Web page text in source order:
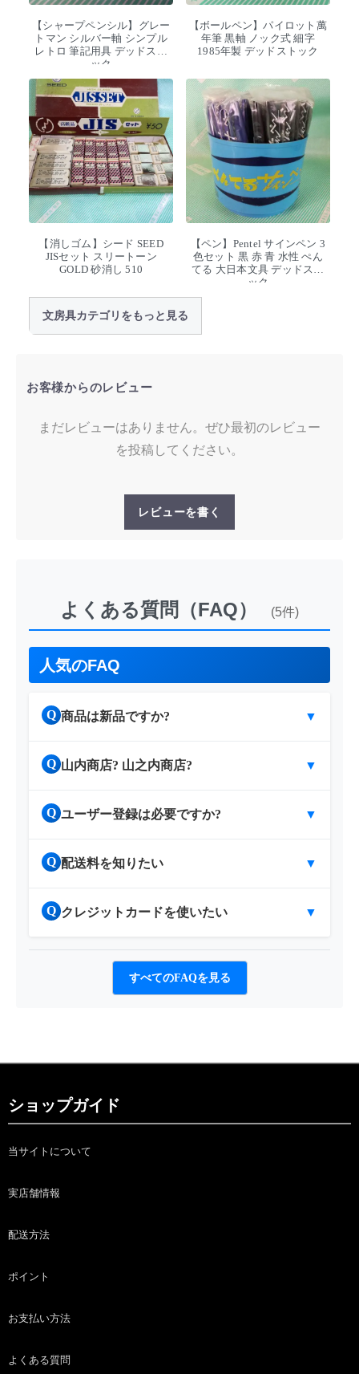
【シャープペンシル】グレー
トマン シルバー軸 シンプル
レトロ 筆記用具 デッドスト
ック
【ボールペン】パイロット萬
年筆 黒軸 ノック式 細字
1985年製 デッドストック
【消しゴム】シード SEED
JISセット スリートーン
GOLD 砂消し 510
【ペン】Pentel サインペン 3
色セット 黒 赤 青 水性 ぺん
てる 大日本文具 デッドスト
ック
文房具カテゴリをもっと見る
お客様からのレビュー
まだレビューはありません。ぜひ最初のレビュー
を投稿してください。
レビューを書く
よくある質問（FAQ） (5件)
人気のFAQ
Q 商品は新品ですか? ▼
Q 山内商店? 山之内商店? ▼
Q ユーザー登録は必要ですか? ▼
Q 配送料を知りたい ▼
Q クレジットカードを使いたい ▼
すべてのFAQを見る
ショップガイド
当サイトについて
実店舗情報
配送方法
ポイント
お支払い方法
よくある質問